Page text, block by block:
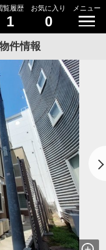
覧履歴
1
お気に入り
0
メニュー
件情報